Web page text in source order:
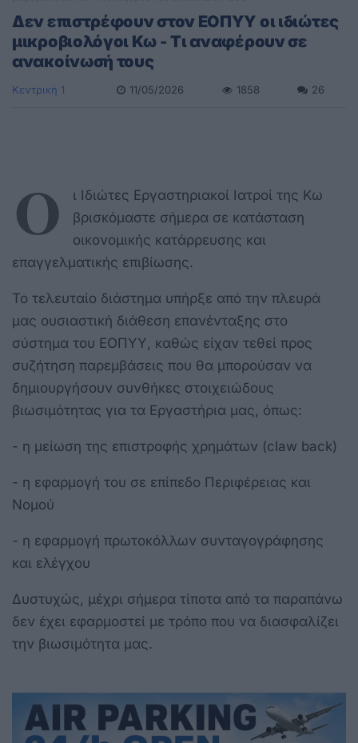
Δεν επιστρέφουν στον ΕΟΠΥΥ οι ιδιώτες
μικροβιολόγοι Κω - Τι αναφέρουν σε
ανακοίνωσή τους
Κεντρική 1 11/05/2026 1858 26
Ο
ι Ιδιώτες Εργαστηριακοί Ιατροί της Κω
βρισκόμαστε σήμερα σε κατάσταση
οικονομικής κατάρρευσης και
επαγγελματικής επιβίωσης.
Το τελευταίο διάστημα υπήρξε από την πλευρά
μας ουσιαστική διάθεση επανένταξης στο
σύστημα του ΕΟΠΥΥ, καθώς είχαν τεθεί προς
συζήτηση παρεμβάσεις που θα μπορούσαν να
δημιουργήσουν συνθήκες στοιχειώδους
βιωσιμότητας για τα Εργαστήρια μας, όπως:
- η μείωση της επιστροφής χρημάτων (claw back)
- η εφαρμογή του σε επίπεδο Περιφέρειας και
Νομού
- η εφαρμογή πρωτοκόλλων συνταγογράφησης
και ελέγχου
Δυστυχώς, μέχρι σήμερα τίποτα από τα παραπάνω
δεν έχει εφαρμοστεί με τρόπο που να διασφαλίζει
την βιωσιμότητα μας.